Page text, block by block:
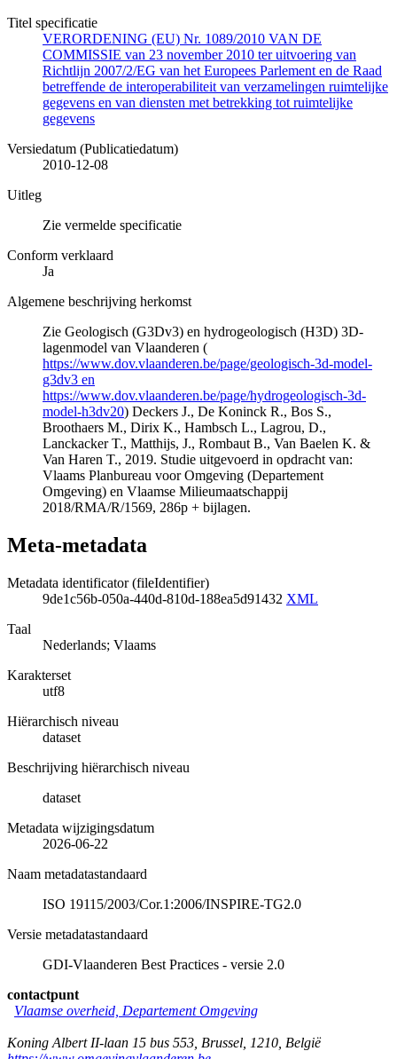
Titel specificatie
VERORDENING (EU) Nr. 1089/2010 VAN DE
COMMISSIE van 23 november 2010 ter uitvoering van
Richtlijn 2007/2/EG van het Europees Parlement en de Raad
betreffende de interoperabiliteit van verzamelingen ruimtelijke
gegevens en van diensten met betrekking tot ruimtelijke
gegevens
Versiedatum (Publicatiedatum)
2010-12-08
Uitleg
Zie vermelde specificatie
Conform verklaard
Ja
Algemene beschrijving herkomst
Zie Geologisch (G3Dv3) en hydrogeologisch (H3D) 3D-
lagenmodel van Vlaanderen (
https://www.dov.vlaanderen.be/page/geologisch-3d-model-
g3dv3 en
https://www.dov.vlaanderen.be/page/hydrogeologisch-3d-
model-h3dv20) Deckers J., De Koninck R., Bos S.,
Broothaers M., Dirix K., Hambsch L., Lagrou, D.,
Lanckacker T., Matthijs, J., Rombaut B., Van Baelen K. &
Van Haren T., 2019. Studie uitgevoerd in opdracht van:
Vlaams Planbureau voor Omgeving (Departement
Omgeving) en Vlaamse Milieumaatschappij
2018/RMA/R/1569, 286p + bijlagen.
Meta-metadata
Metadata identificator (fileIdentifier)
9de1c56b-050a-440d-810d-188ea5d91432 XML
Taal
Nederlands; Vlaams
Karakterset
utf8
Hiërarchisch niveau
dataset
Beschrijving hiërarchisch niveau
dataset
Metadata wijzigingsdatum
2026-06-22
Naam metadatastandaard
ISO 19115/2003/Cor.1:2006/INSPIRE-TG2.0
Versie metadatastandaard
GDI-Vlaanderen Best Practices - versie 2.0
contactpunt
Vlaamse overheid, Departement Omgeving
Koning Albert II-laan 15 bus 553 Brussel 1210 België